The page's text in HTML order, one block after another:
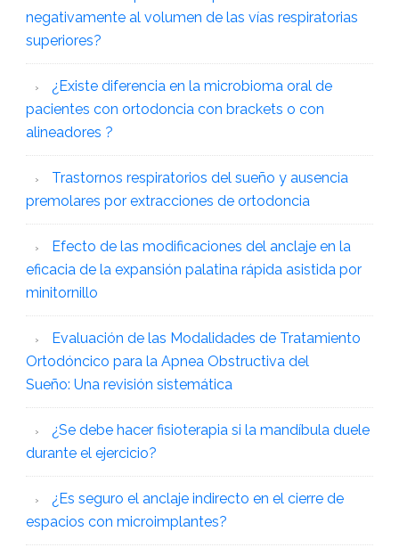
negativamente al volumen de las vías respiratorias
superiores?
¿Existe diferencia en la microbioma oral de
pacientes con ortodoncia con brackets o con
alineadores ?
Trastornos respiratorios del sueño y ausencia
premolares por extracciones de ortodoncia
Efecto de las modificaciones del anclaje en la
eficacia de la expansión palatina rápida asistida por
minitornillo
Evaluación de las Modalidades de Tratamiento
Ortodóncico para la Apnea Obstructiva del
Sueño: Una revisión sistemática
¿Se debe hacer fisioterapia si la mandíbula duele
durante el ejercicio?
¿Es seguro el anclaje indirecto en el cierre de
espacios con microimplantes?